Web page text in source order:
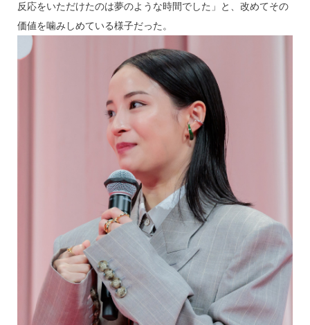
反応をいただけたのは夢のような時間でした」と、改めてその
価値を噛みしめている様子だった。